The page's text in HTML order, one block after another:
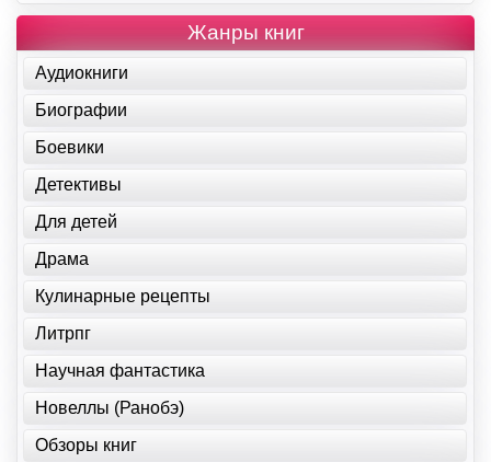
Жанры книг
Аудиокниги
Биографии
Боевики
Детективы
Для детей
Драма
Кулинарные рецепты
Литрпг
Научная фантастика
Новеллы (Ранобэ)
Обзоры книг